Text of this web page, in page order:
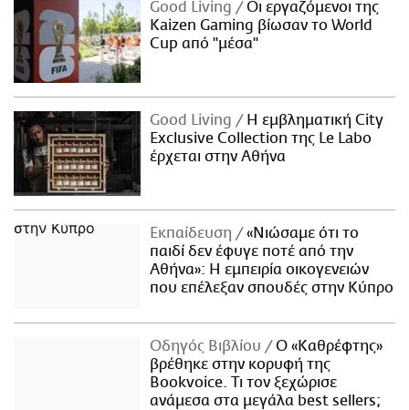
Good Living
Οι εργαζόμενοι της
Kaizen Gaming βίωσαν το World
Cup από "μέσα"
Good Living
Η εμβληματική City
Exclusive Collection της Le Labo
έρχεται στην Αθήνα
Εκπαίδευση
«Νιώσαμε ότι το
παιδί δεν έφυγε ποτέ από την
Αθήνα»: Η εμπειρία οικογενειών
που επέλεξαν σπουδές στην Κύπρο
Οδηγός Βιβλίου
Ο «Καθρέφτης»
βρέθηκε στην κορυφή της
Bookvoice. Τι τον ξεχώρισε
ανάμεσα στα μεγάλα best sellers;